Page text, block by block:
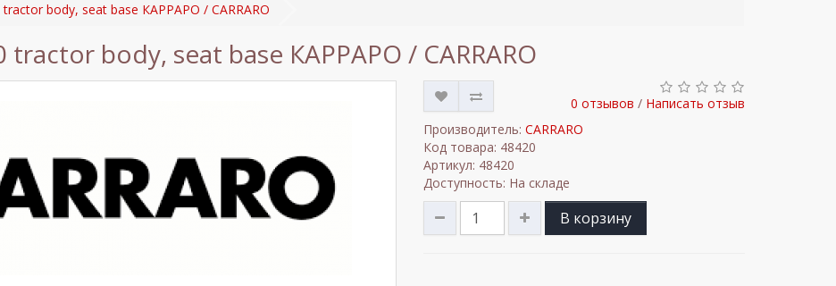
tractor body, seat base КАРРАРО / CARRARO
tractor body, seat base КАРРАРО / CARRARO
0 отзывов / Написать отзыв
Производитель: CARRARO
Код товара: 48420
Артикул: 48420
Доступность: На складе
В корзину